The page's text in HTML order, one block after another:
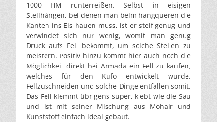
1000 HM runterreißen. Selbst in eisigen
Steilhängen, bei denen man beim hangqueren die
Kanten ins Eis hauen muss, ist er steif genug und
verwindet sich nur wenig, womit man genug
Druck aufs Fell bekommt, um solche Stellen zu
meistern. Positiv hinzu kommt hier auch noch die
Möglichkeit direkt bei Armada ein Fell zu kaufen,
welches für den Kufo entwickelt wurde.
Fellzuschneiden und solche Dinge entfallen somit.
Das Fell klemmt übrigens super, klebt wie die Sau
und ist mit seiner Mischung aus Mohair und
Kunststoff einfach ideal gebaut.